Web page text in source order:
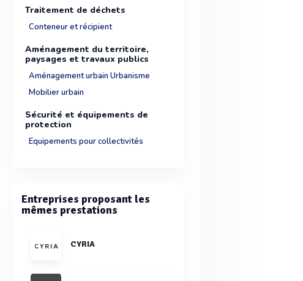
Traitement de déchets
Conteneur et récipient
Aménagement du territoire,
paysages et travaux publics
Aménagement urbain Urbanisme
Mobilier urbain
Sécurité et équipements de
protection
Equipements pour collectivités
Entreprises proposant les
mêmes prestations
CYRIA